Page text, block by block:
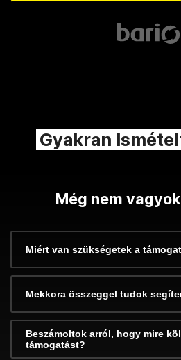
Gyakran
Még nem
Miért van szükségetek a
Mekkora összeggel tudok
Beszámoltok arról, hogy mire
támogatást?